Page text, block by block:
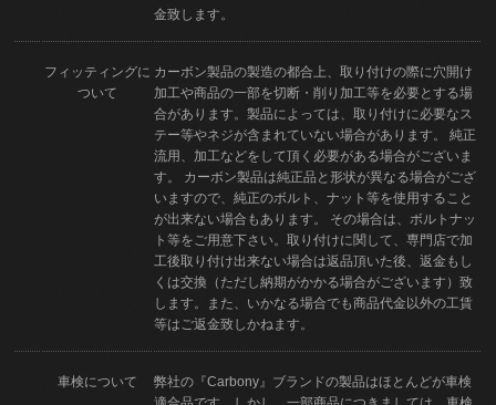
金致します。
フィッティングに
ついて
カーボン製品の製造の都合上、取り付けの際に穴開け
加工や商品の一部を切断・削り加工等を必要とする場
合があります。製品によっては、取り付けに必要なス
テー等やネジが含まれていない場合があります。 純正
流用、加工などをして頂く必要がある場合がございま
す。 カーボン製品は純正品と形状が異なる場合がござ
いますので、純正のボルト、ナット等を使用すること
が出来ない場合もあります。 その場合は、ボルトナッ
ト等をご用意下さい。取り付けに関して、専門店で加
工後取り付け出来ない場合は返品頂いた後、返金もし
くは交換（ただし納期がかかる場合がございます）致
します。また、いかなる場合でも商品代金以外の工賃
等はご返金致しかねます。
車検について
弊社の『Carbony』ブランドの製品はほとんどが車検
適合品です。しかし、一部商品につきましては、車検